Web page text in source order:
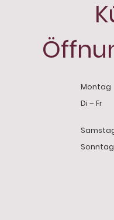
Montag
Di – Fr
Sonntag